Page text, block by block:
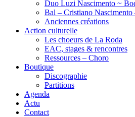
Duo Luzi Nascimento ~
Bal – Cristiano
Anciennes créations
Action culturelle
Les choeurs de La Roda
EAC, stages & rencontres
Ressources – Choro
Boutique
Discographie
Partitions
Agenda
Actu
Contact